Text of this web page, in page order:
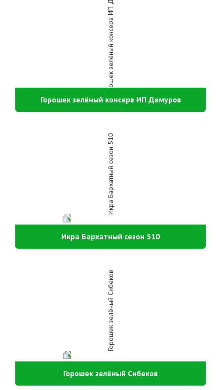
Горошек зелёный консерв ИП Демуров
Икра Бархатный сезон 510
Горошек зелёный Сибеков